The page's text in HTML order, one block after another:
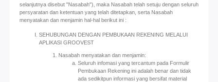
selanjutnya disebut "Nasabah"), maka Nasabah telah setuju dengan seluruh
persyaratan dan ketentuan yang telah ditetapkan, serta Nasabah
menyatakan dan menjamin hal-hal berikut ini :
SEHUBUNGAN DENGAN PEMBUKAAN REKENING MELALUI
APLIKASI GROOVEST
Nasabah menyatakan dan menjamin:
Seluruh infomasi yang tercantum pada Formulir
Pembukaan Rekening ini adalah benar dan tidak
ada sedikitpun informasi yang bersifat material